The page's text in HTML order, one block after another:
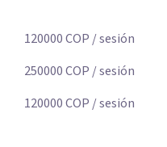
120000COP / sesión
250000COP / sesión
120000COP / sesión